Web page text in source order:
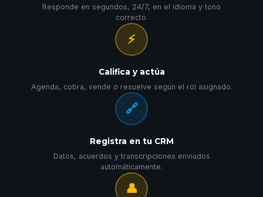
Responde en segundos, 24/7, en el idioma y tono
correcto.
⚡
Califica y actúa
Agenda, cobra, vende o resuelve según el rol asignado.
🔗
Registra en tu CRM
Datos, acuerdos y transcripciones enviados
automáticamente.
👤